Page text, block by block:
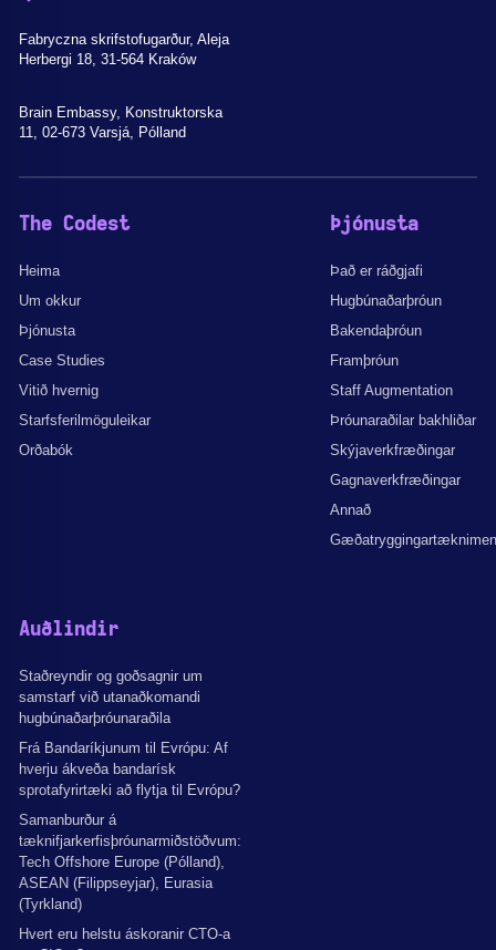
Fabryczna skrifstofugarður, Aleja
Herbergi 18, 31-564 Kraków
Brain Embassy, Konstruktorska
11, 02-673 Varsjá, Pólland
The Codest
Heima
Um okkur
Þjónusta
Case Studies
Vitið hvernig
Starfsferilmöguleikar
Orðabók
Þjónusta
Það er ráðgjafi
Hugbúnaðarþróun
Bakendaþróun
Framþróun
Staff Augmentation
Þróunaraðilar bakhliðar
Skýjaverkfræðingar
Gagnaverkfræðingar
Annað
Auðlindir
Staðreyndir og goðsagnir um
samstarf við utanaðkomandi
hugbúnaðarþróunaraðila
Frá Bandaríkjunum til Evrópu: Af
hverju ákveða bandarísk
sprotafyrirtæki að flytja til Evrópu?
Samanburður á
tæknifjarkerfisþróunarmiðstöðvum:
Tech Offshore Europe (Pólland),
ASEAN (Filippseyjar), Eurasia
(Tyrkland)
Hvert eru helstu áskoranir CTO-a